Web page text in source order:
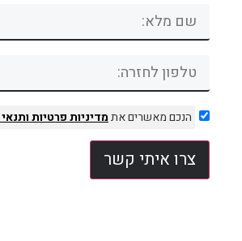
הנכם מאשרים אתמדיניות פרטיות
צרו איתי קשר